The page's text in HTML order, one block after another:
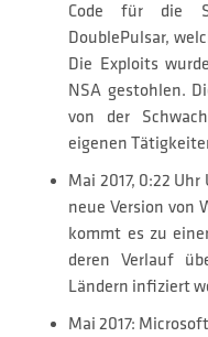
Code für die
DoublePulsar,
Die Exploits
NSA gestohlen.
von der
eigenen
Mai 2017, 0:22
neue Version von
kommt es zu
deren Verlauf
Ländern infiziert
Mai 2017: